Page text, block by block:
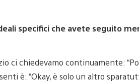
specifici che avete seguito
ci chiedevamo continuamente:
è: “Okay, è solo un altro